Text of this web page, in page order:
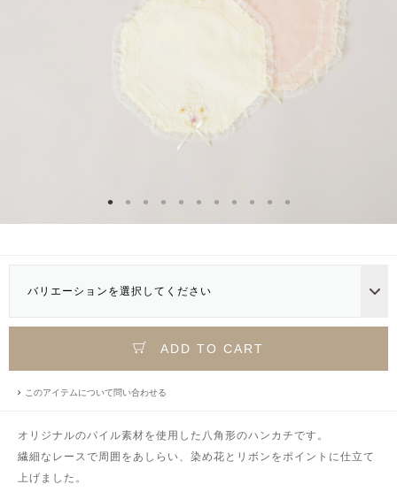
バリエーションを選択してください
ADD TO CART
このアイテムについて問い合わせる
オリジナルのパイル素材を使用した八角形のハンカチです。
繊細なレースで周囲をあしらい、染め花とリボンをポイントに仕立て
上げました。